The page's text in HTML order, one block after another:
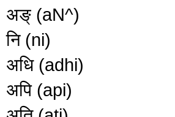
अङ् (aN^)
नि (ni)
अधि (adhi)
अपि (api)